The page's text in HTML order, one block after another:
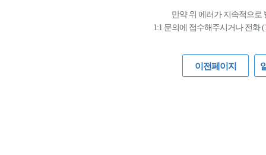
만약 위 에러가 지속적으로
1:1 문의에 접수해주시거나 전화 (
이전페이지